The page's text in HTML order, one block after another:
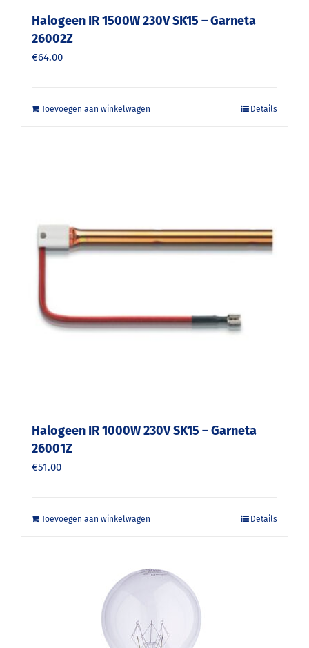
Halogeen IR 1500W 230V SK15 – Garneta
26002Z
€64.00
Toevoegen aan winkelwagen Details
Halogeen IR 1000W 230V SK15 – Garneta
26001Z
€51.00
Toevoegen aan winkelwagen Details